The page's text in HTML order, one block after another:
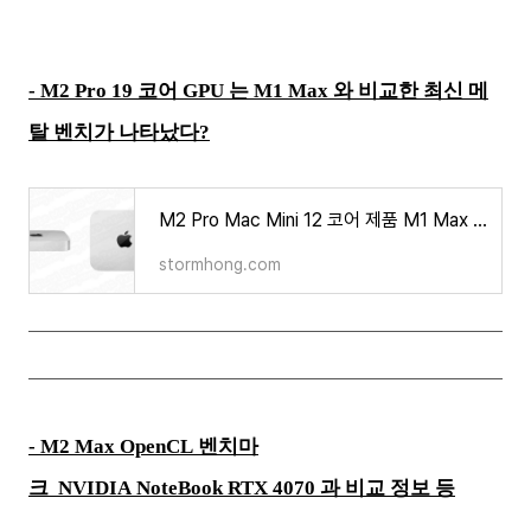
- M2 Pro 19 코어 GPU 는 M1 Max 와 비교한 최신 메
탈 벤치가 나타났다?
M2 Pro Mac Mini 12 코어 제품 M1 Max 의 성능을 넘는다는 벤치마크가 나타났다? 그 정보는 무엇인가
stormhong.com
- M2 Max OpenCL 벤치마
크 NVIDIA NoteBook RTX 4070 과 비교 정보 등